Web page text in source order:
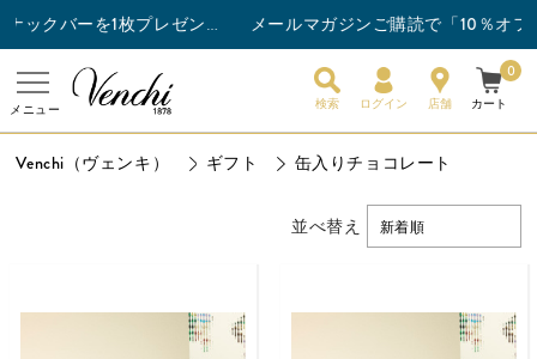
チョコレートバー3枚以上ご購入でスナックバーを1枚プレゼント！ メールマガジンご購読で「10％オフク
メニュー 検索 ログイン 店舗 カート
0
Venchi（ヴェンキ） ギフト 缶入りチョコレート
並べ替え 新着順